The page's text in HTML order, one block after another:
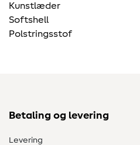
Kunstlæder
Softshell
Polstringsstof
Betaling og levering
Levering